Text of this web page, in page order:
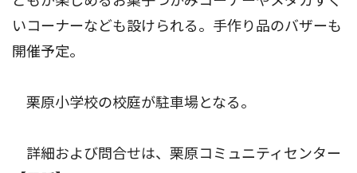
いコーナーなども設けられる。手作り品のバザーも
開催予定。
栗原小学校の校庭が駐車場となる。
詳細および問合せは、栗原コミュニティセンター